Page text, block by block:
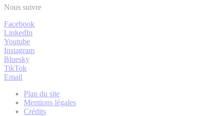
Nous suivre
Facebook
LinkedIn
Youtube
Instagram
Bluesky
TikTok
Email
Plan du site
Mentions légales
Crédits